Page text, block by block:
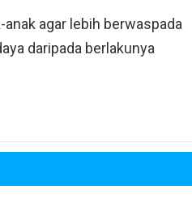
agar lebih berwaspada
daripada berlakunya